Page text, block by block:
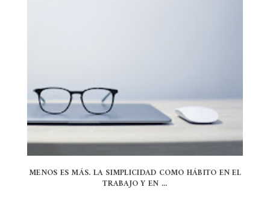
MENOS ES MÁS. LA SIMPLICIDAD COMO HÁBITO EN EL
TRABAJO Y EN ...